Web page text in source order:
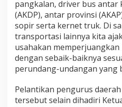
pangkalan, driver bus antar
(AKDP), antar provinsi
sopir serta kernet truk. Di
transportasi lainnya kita
usahakan
dengan sebaik-baiknya
perundang-undangan yang
Pelantikan pengurus daerah
tersebut selain dihadiri